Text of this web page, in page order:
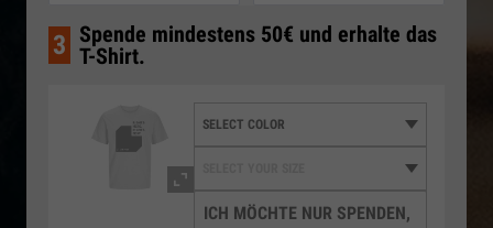
3 Spende mindestens 50€ und erhalte das
T-Shirt.
ICH MÖCHTE NUR SPENDEN,